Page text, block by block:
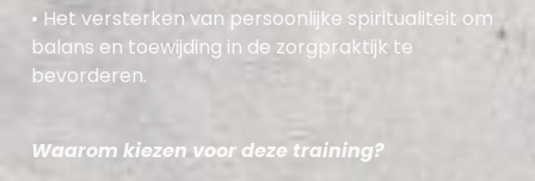
• Het versterken van persoonlijke spiritualiteit om
balans en toewijding in de zorgpraktijk te
bevorderen.
Waarom kiezen voor deze training?